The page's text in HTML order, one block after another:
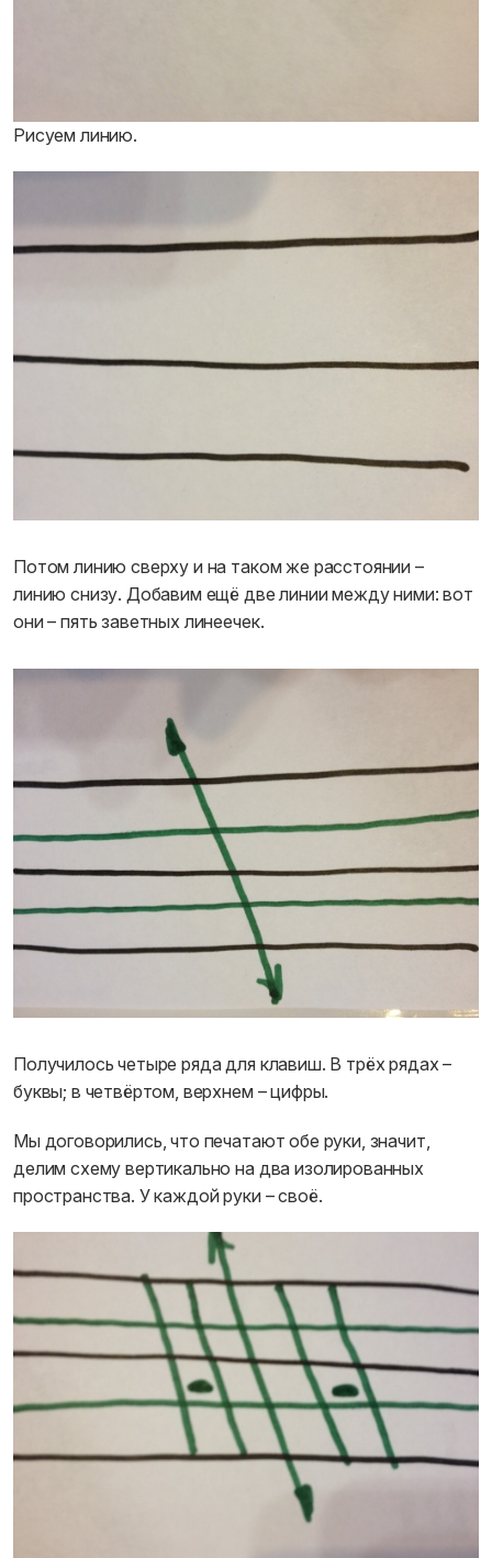
Рисуем линию.
Потом линию сверху и на таком же расстоянии –
линию снизу. Добавим ещё две линии между ними: вот
они – пять заветных линеечек.
Получилось четыре ряда для клавиш. В трёх рядах –
буквы; в четвёртом, верхнем – цифры.
Мы договорились, что печатают обе руки, значит,
делим схему вертикально на два изолированных
пространства. ​У каждой руки – своё.